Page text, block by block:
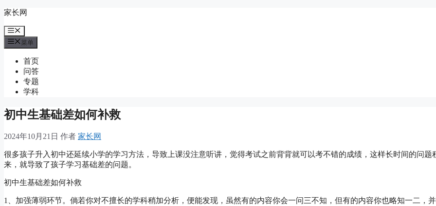
跳
内
容
家长网
菜
单
菜单
首页
问答
专题
学科
初中生基础差如何补救
2024年10月21日 作者 家长网
很多孩子升入初中还延续小学的学习方法，导致上课没注意听讲，觉得考试之前背背就可以考不错的成绩，这样长时间的问题
来，就导致了孩子学习基础差的问题。
初中生基础差如何补救
1、加强薄弱环节。倘若你对不擅长的学科稍加分析，便能发现，虽然有的内容你会一问三不知，但有的内容你也略知一二，